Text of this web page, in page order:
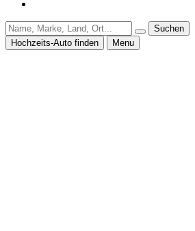
Suchen
Hochzeits-Auto finden
Menu